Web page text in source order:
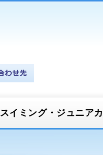
スイミング・ジュニア